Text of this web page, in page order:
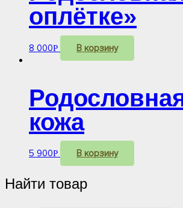
оплётке»
8 000Р В корзину
кожа
5 900Р В корзину
Найти товар